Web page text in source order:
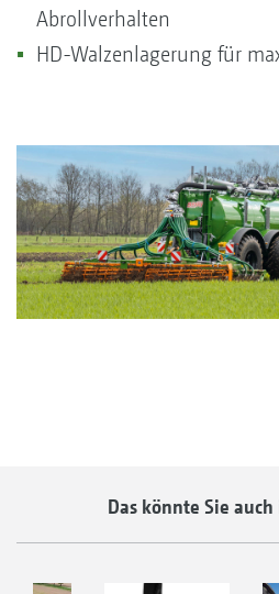
Abrollverhalten
HD-Walzenlagerung für
Das könnte Sie